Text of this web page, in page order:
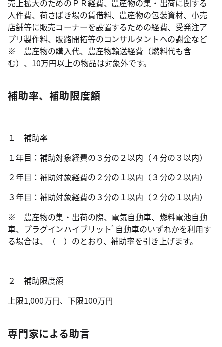
売上拡大のためのＰＲ経費、農産物の集・出荷に関する
人件費、荷さばき場の賃借料、農産物の包装資材、小売
店舗等に販売コーナーを設置するための経費、受発注ア
プリ製作料、販路開拓等のコンサルタントへの謝金など
※ 農産物の購入代、農産物輸送経費（燃料代も含
む）、10万円以上の物品は対象外です。
補助率、補助限度額
１ 補助率
１年目：補助対象経費の３分の２以内（４分の３以内）
２年目：補助対象経費の２分の１以内（３分の２以内）
３年目：補助対象経費の３分の１以内（２分の１以内）
※ 農産物の集・出荷の際、電気自動車、燃料電池自動
車、プラグインハイブリットﾞ自動車のいずれかを利用す
る場合は、
（ ）のとおり、補助率を引き上げます。
２補助限度額
上限1,000万円、下限100万円
専門家による助言